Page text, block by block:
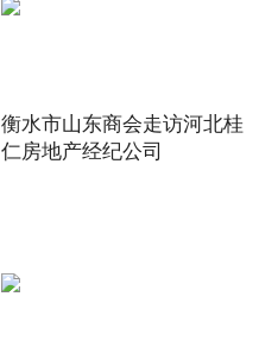
衡水市山东商会走访河北桂
仁房地产经纪公司